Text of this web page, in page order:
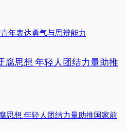
腐思想 年轻人团结力量助推